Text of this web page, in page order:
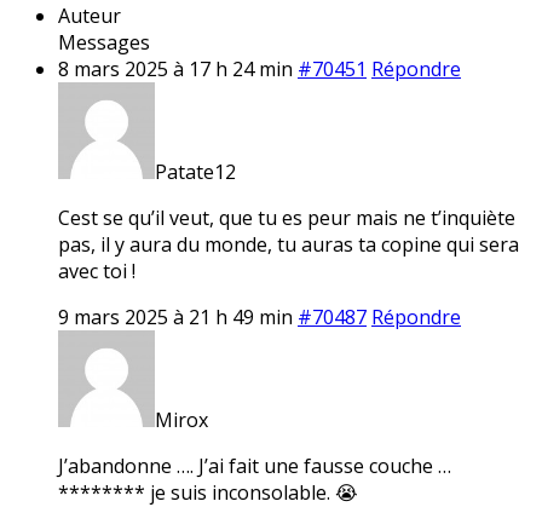
Auteur
Messages
8 mars 2025 à 17 h 24 min #70451 Répondre
Patate12
Cest se qu’il veut, que tu es peur mais ne t’inquiète
pas, il y aura du monde, tu auras ta copine qui sera
avec toi !
9 mars 2025 à 21 h 49 min #70487 Répondre
Mirox
J’abandonne …. J’ai fait une fausse couche …
******** je suis inconsolable. 😭